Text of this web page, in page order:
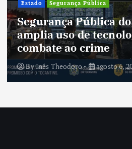
Cultura do Tocantins
tradições e fortalece
um estado em
transformação
ByInês Theodoro agosto 5,